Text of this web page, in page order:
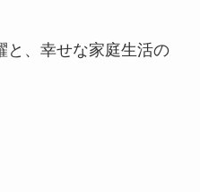
と、幸せな家庭生活の